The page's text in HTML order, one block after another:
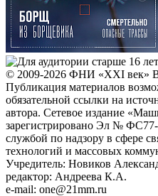
© 2009-2026 ФHИ «XXI век»
Публикация материалов
обязательной ссылки на
автора. Сетевое издание
зарегистрировано Эл №
службой по надзору в сфере
технологий и массовых
Учредитель: Новиков
редактор: Андреева К.А.
e-mail: one@21mm.ru